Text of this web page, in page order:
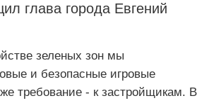
глава города Евгений
зеленых зон мы
и безопасные игровые
требование - к застройщикам. В